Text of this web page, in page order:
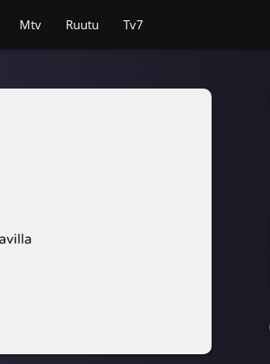
Mtv Ruutu Tv7